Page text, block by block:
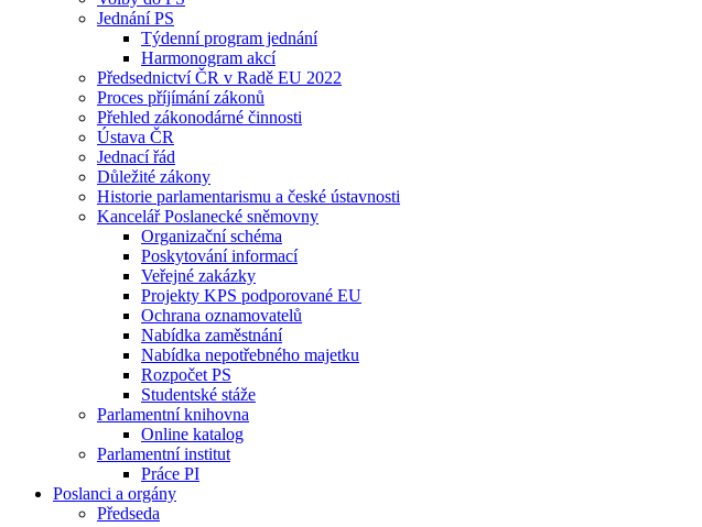
Jednání PS
Týdenní program jednání
Harmonogram akcí
Předsednictví ČR v Radě EU 2022
Proces příjímání zákonů
Přehled zákonodárné činnosti
Ústava ČR
Jednací řád
Důležité zákony
Historie parlamentarismu a české ústavnosti
Kancelář Poslanecké sněmovny
Organizační schéma
Poskytování informací
Veřejné zakázky
Projekty KPS podporované EU
Ochrana oznamovatelů
Nabídka zaměstnání
Nabídka nepotřebného majetku
Rozpočet PS
Studentské stáže
Parlamentní knihovna
Online katalog
Parlamentní institut
Práce PI
Poslanci a orgány
Předseda